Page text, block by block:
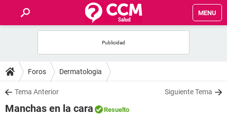
MENU
FOROS
SALUD
Foros Dermatologia
Tema Anterior Siguiente Tema
Manchas en la cara Resuelto